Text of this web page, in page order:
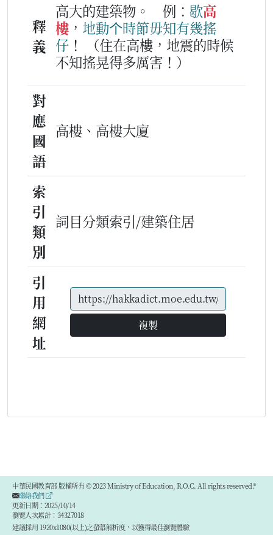
釋
義
高大的建築物。 例： 歇高
樓 ， 地動个時節毋知有幾搖
仔 ！
（住在高樓，地震的時候
不知搖晃得多厲害！）
對
應
國
語
高樓、高樓大廈
索
引
類
別
詞目分類索引/建築住居
引
用
網
址
複製
中華民國教育部 版權所有 © 2023 Ministry of Education, R.O.C. All rights reserved.®
聯絡我們
更新日期：2025/10/14
瀏覽人次累計：34327018
建議採用 1920x1080(以上)之螢幕解析度，以獲得最佳瀏覽體驗